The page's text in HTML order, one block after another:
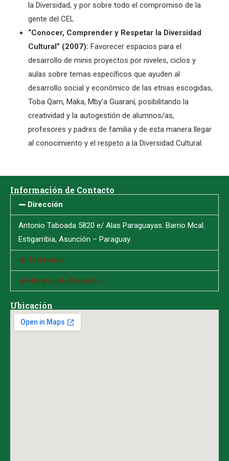
la Diversidad, y por sobre todo el compromiso de la
gente del CEL
“Conocer, Comprender y Respetar la Diversidad
Cultural” (2007): Favorecer espacios para el
desarrollo de minis proyectos por niveles, ciclos y
aulas sobre temas específicos que ayuden al
desarrollo social y económico de las etnias escogidas,
Toba Qam, Maka, Mby’a Guaraní, posibilitando la
creatividad y la autogestión de alumnos/as,
profesores y padres de familia y de esta manera llegar
al conocimiento y el respeto a la Diversidad Cultural.
Información de Contacto
Dirección
Antonio Taboada 5820 e/ Alas Paraguayas. Barrio Mcal.
Estigarribia, Asunción – Paraguay.
Teléfonos
Horario de Atención
Ubicación